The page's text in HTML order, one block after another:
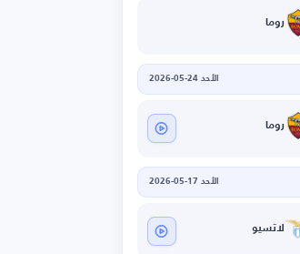
روما
الأحد 24-05-2026
روما
الأحد 17-05-2026
لاتسيو